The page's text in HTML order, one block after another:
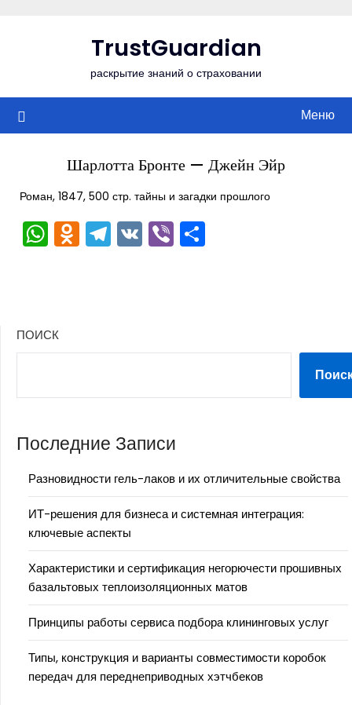
TrustGuardian
раскрытие знаний о страховании
Меню
Шарлотта Бронте — Джейн Эйр
Роман, 1847, 500 стр. тайны и загадки прошлого
WhatsApp
Odnoklassniki
Telegram
VKViber
ПОИСК
Последние Записи
Разновидности гель-лаков и их отличительные свойства
ИТ-решения для бизнеса и системная интеграция:
ключевые аспекты
Характеристики и сертификация негорючести прошивных
базальтовых теплоизоляционных матов
Принципы работы сервиса подбора клининговых услуг
Типы, конструкция и варианты совместимости коробок
передач для переднеприводных хэтчбеков